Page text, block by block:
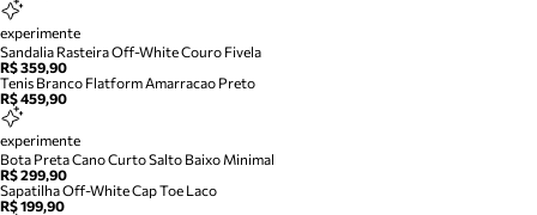
experimente
Sandalia Rasteira Off-White Couro Fivela
R$ 359,90
Tenis Branco Flatform Amarracao Preto
R$ 459,90
experimente
Bota Preta Cano Curto Salto Baixo Minimal
R$ 299,90
Sapatilha Off-White Cap Toe Laco
R$ 199,90